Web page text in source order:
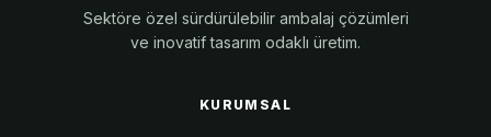
Sektöre özel sürdürülebilir ambalaj çözümleri
ve inovatif tasarım odaklı üretim.
KURUMSAL